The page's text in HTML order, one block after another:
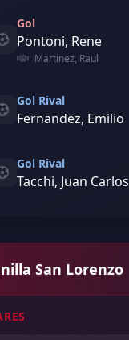
Gol
Pontoni, Rene
Martinez, Raul
Gol Rival
Fernandez, Emilio
Gol Rival
Tacchi, Juan Carlos
San Lorenzo